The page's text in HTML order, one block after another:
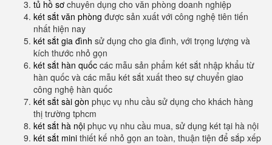
tủ hồ sơ chuyên dụng cho văn phòng doanh nghiệp
két sắt văn phòng được sản xuất với công nghệ tiên tiến
nhất hiện nay
két sắt gia đình sử dụng cho gia đình, với trọng lượng và
kích thước nhỏ gọn
két sắt hàn quốc các mẫu sản phẩm két sắt nhập khẩu từ
hàn quốc và các mẫu két sắt xuất theo sự chuyển giao
công nghệ hàn quốc
két sắt sài gòn phục vụ nhu cầu sử dụng cho khách hàng
thị trường tphcm
két sắt hà nội phục vụ nhu cầu mua, sử dụng két tại hà nội
két sắt mini thiết kế nhỏ gọn an toàn, thuận tiện để sắp xếp